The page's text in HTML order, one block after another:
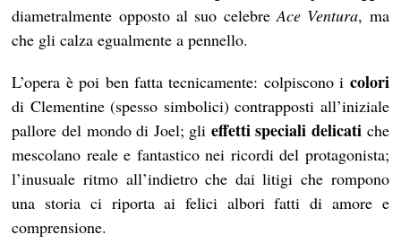
diametralmente opposto al suo celebreAce Ventura, ma
che gli calza egualmente a pennello.
L’opera è poi ben fatta tecnicamente: colpiscono i colori
di Clementine (spesso simbolici) contrapposti all’iniziale
pallore del mondo di Joel; gli effetti speciali delicatiche
mescolano reale e fantastico nei ricordi del protagonista;
l’inusuale ritmo all’indietro che dai litigi che rompono
una storia ci riporta ai felici albori fatti di amore e
comprensione.